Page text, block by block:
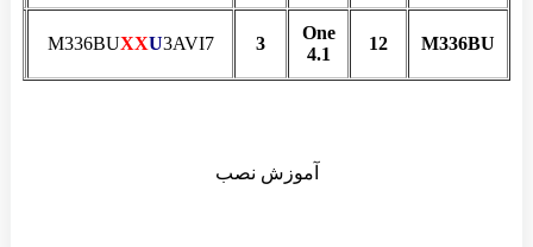
M336BU
12
One
4.1
3
M336BUXXU3AVI7
آموزش نصب